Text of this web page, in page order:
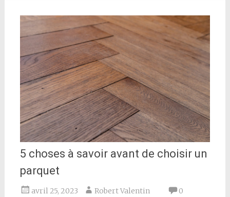
5 choses à savoir avant de choisir un
parquet
avril 25, 2023 Robert Valentin
0